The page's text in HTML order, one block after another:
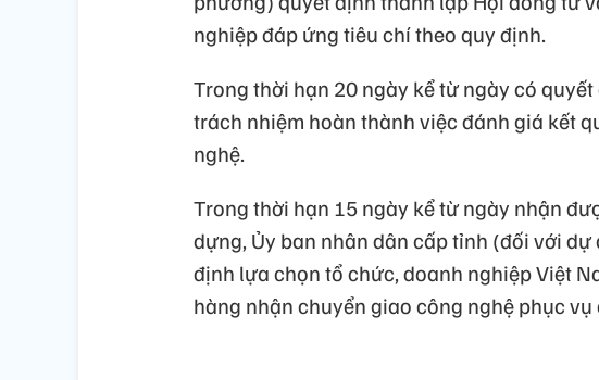
nghiệp đáp ứng tiêu chí theo quy định.
Trong thời hạn 20 ngày kể từ ngày có
trách nhiệm hoàn thành việc đánh giá kết
nghệ.
Trong thời hạn 15 ngày kể từ ngày nhận
dựng, Ủy ban nhân dân cấp tỉnh (đối với
định lựa chọn tổ chức, doanh nghiệp Việt
hàng nhận chuyển giao công nghệ phục